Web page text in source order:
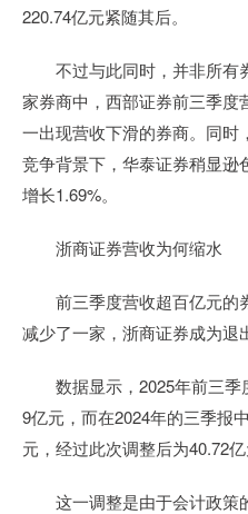
220.74亿元紧随其后。
不过与此同时，并非所有
家券商中，西部证券前三季度
一出现营收下滑的券商。同时
竞争背景下，华泰证券稍显逊
增长1.69%。
浙商证券营收为何缩水
前三季度营收超百亿元的
减少了一家，浙商证券成为退
数据显示，2025年前三季
9亿元，而在2024年的三季报
元，经过此次调整后为40.72亿
这一调整是由于会计政策